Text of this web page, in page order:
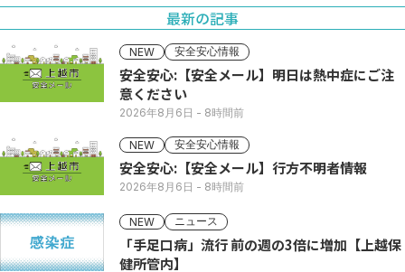
最新の記事
NEW 安全安心情報
安全安心:【安全メール】明日は熱中症にご注
意ください
2026年8月6日 - 8時間前
NEW 安全安心情報
安全安心:【安全メール】行方不明者情報
2026年8月6日 - 8時間前
NEW ニュース
「手足口病」流行 前の週の3倍に増加【上越保
健所管内】